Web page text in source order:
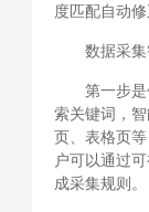
度匹配自动修
数据采
第一步
索关键词，
页、表格页
户可以通过
成采集规则。